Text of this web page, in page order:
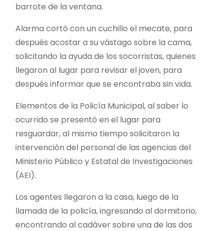
barrote de la ventana.
Alarma cortó con un cuchillo el mecate, para
después acostar a su vástago sobre la cama,
solicitando la ayuda de los socorristas, quienes
llegaron al lugar para revisar el joven, para
después informar que se encontraba sin vida.
Elementos de la Policía Municipal, al saber lo
ocurrido se presentó en el lugar para
resguardar, al mismo tiempo solicitaron la
intervención del personal de las agencias del
Ministerio Público y Estatal de Investigaciones
(AEI).
Los agentes llegaron a la casa, luego de la
llamada de la policía, ingresando al dormitorio,
encontrando al cadáver sobre una de las dos